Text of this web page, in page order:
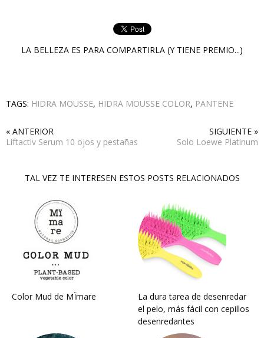
LA BELLEZA ES PARA COMPARTIRLA (Y TIENE PREMIO...)
TAGS: HIDRA MOUSSE, HIDRA MOUSSE COLOR, PANTENE
« ANTERIOR
Liftactiv Serum 10 ojos y pestañas
SIGUIENTE »
Solo Loewe Platinum
TAL VEZ TE INTERESEN ESTOS POSTS RELACIONADOS
Color Mud de MÏmare
La dura tarea de desenredar
el pelo, más fácil con cepillos
desenredantes